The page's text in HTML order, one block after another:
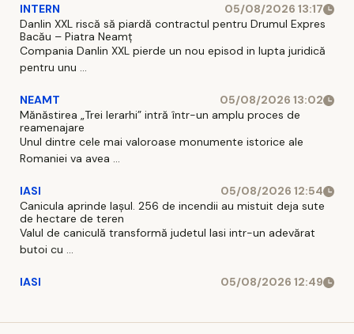
INTERN
05/08/2026 13:17
Danlin XXL riscă să piardă contractul pentru Drumul Expres
Bacău – Piatra Neamț
Compania Danlin XXL pierde un nou episod in lupta juridică
pentru unu ...
NEAMT
05/08/2026 13:02
Mănăstirea „Trei Ierarhi” intră într-un amplu proces de
reamenajare
Unul dintre cele mai valoroase monumente istorice ale
Romaniei va avea ...
IASI
05/08/2026 12:54
Canicula aprinde Iașul. 256 de incendii au mistuit deja sute
de hectare de teren
Valul de caniculă transformă judetul Iasi intr-un adevărat
butoi cu ...
IASI 05/08/2026 12:49